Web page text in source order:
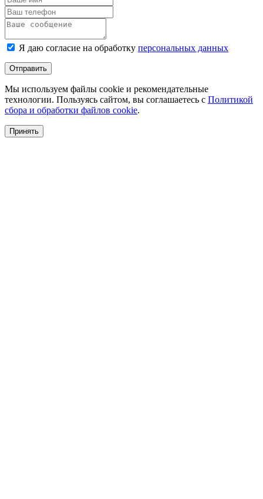
Я даю согласие на обработку персональных данных
Отправить
Мы используем файлы cookie и рекомендательные
технологии. Пользуясь сайтом, вы соглашаетесь с Политикой
сбора и обработки файлов cookie.
Принять